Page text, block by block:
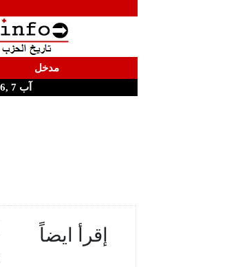
مدخل
آب 7 ,2026
إقرأ ايضاً